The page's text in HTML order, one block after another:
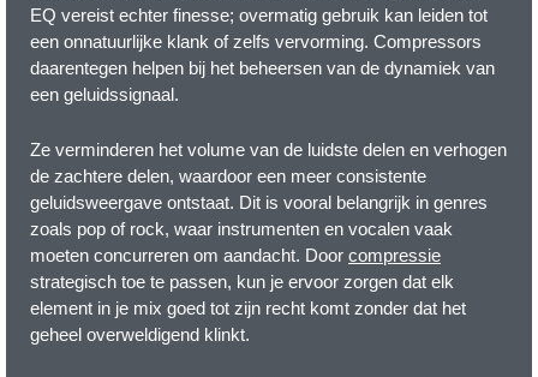
EQ vereist echter finesse; overmatig gebruik kan leiden tot
een onnatuurlijke klank of zelfs vervorming. Compressors
daarentegen helpen bij het beheersen van de dynamiek van
een geluidssignaal.
Ze verminderen het volume van de luidste delen en verhogen
de zachtere delen, waardoor een meer consistente
geluidsweergave ontstaat. Dit is vooral belangrijk in genres
zoals pop of rock, waar instrumenten en vocalen vaak
moeten concurreren om aandacht. Door compressie
strategisch toe te passen, kun je ervoor zorgen dat elk
element in je mix goed tot zijn recht komt zonder dat het
geheel overweldigend klinkt.